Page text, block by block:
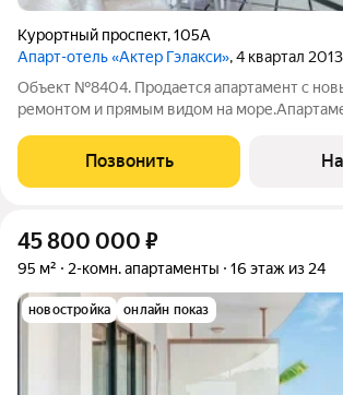
Курортный проспект,105А
Апарт-отель «Актер Гэлакси», 4 квартал 2013
Объект №8404. Продается апартамент с
ремонтом и прямым видом на
от моря, на Курортном проспекте. В
Позвонить
45 800 000 ₽
95 м² 2-комн. апартаменты 16 этаж из 24
новостройка онлайн показ